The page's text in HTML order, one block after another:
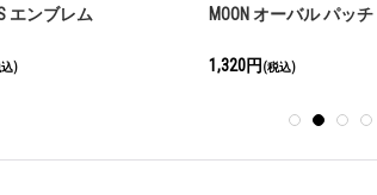
エンブレム
)
MOON オーバル パッチ
1,320円 (税込)